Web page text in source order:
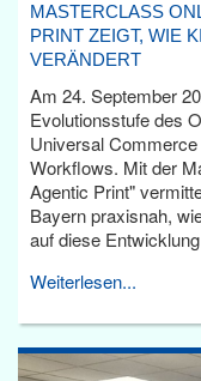
MASTERCLASS
PRINT ZEIGT, WIE
VERÄNDERT
Am 24. September
Evolutionsstufe des
Universal
Workflows. Mit der
Agentic Print"
Bayern praxisnah,
auf diese
Weiterlesen...